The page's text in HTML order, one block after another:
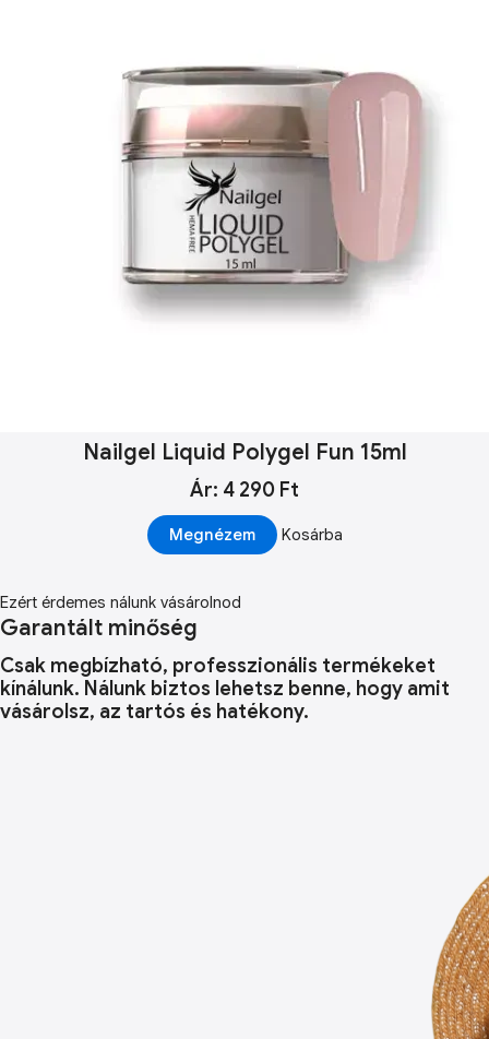
Nailgel Liquid Polygel Fun 15ml
Ár: 4 290 Ft
Megnézem Kosárba
Ezért érdemes nálunk vásárolnod
Garantált minőség
Csak megbízható, professzionális termékeket
kínálunk. Nálunk biztos lehetsz benne, hogy amit
vásárolsz, az tartós és hatékony.